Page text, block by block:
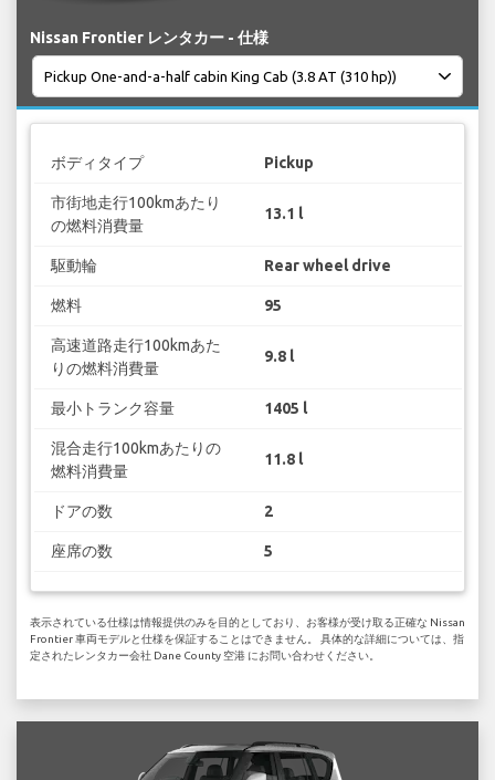
Nissan Frontier レンタカー - 仕様
ボディタイプ Pickup
市街地走行100kmあたり
の燃料消費量
13.1 l
駆動輪 Rear wheel drive
燃料 95
高速道路走行100kmあた
りの燃料消費量
9.8 l
最小トランク容量 1405 l
混合走行100kmあたりの
燃料消費量
11.8 l
ドアの数 2
座席の数 5
表示されている仕様は情報提供のみを目的としており、お客様が受け取る正確な Nissan
Frontier 車両モデルと仕様を保証することはできません。 具体的な詳細については、指
定されたレンタカー会社 Dane County 空港 にお問い合わせください。